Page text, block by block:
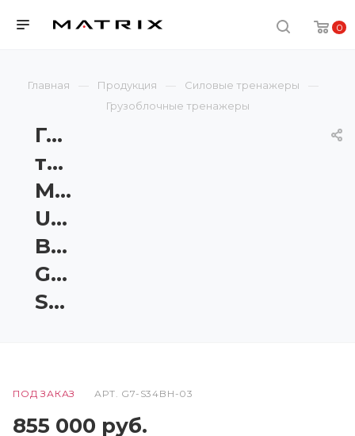
0
Главная Продукция
Силовые тренажеры
Грузоблочные тренажеры
Гребная
тяга
Matrix
Ultra
Base
G7-
S34B
ПОД ЗАКАЗ АРТ. G7-S34BH-03
855 000 руб.